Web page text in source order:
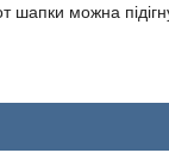
шапки можна